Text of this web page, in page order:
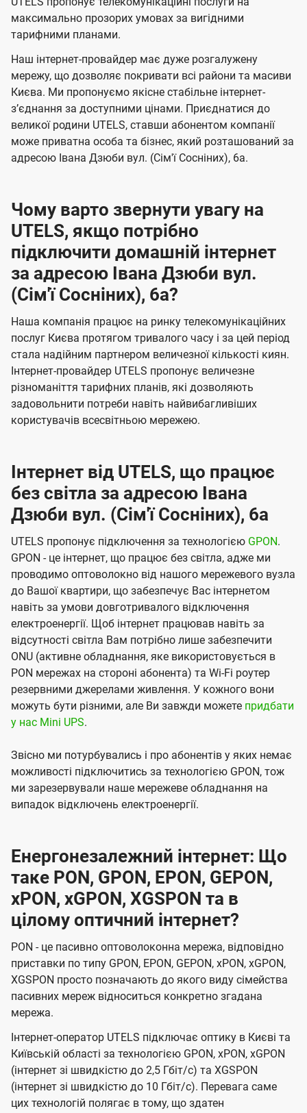
ї
U
t
e
l
s
ч
е
н
н
я
ч
н
н
я
максимально прозорих умовах за вигідними
тарифними планами.
Наш інтернет-провайдер має дуже розгалужену
мережу, що дозволяє покривати всі райони та масиви
Києва. Ми пропонуємо якісне стабільне інтернет-
зʼєднання за доступними цінами. Приєднатися до
великої родини UTELS, ставши абонентом компанії
може приватна особа та бізнес, який розташований за
адресою Івана Дзюби вул. (Сім'ї Сосніних), 6а.
Чому варто звернути увагу на
UTELS, якщо потрібно
підключити домашній інтернет
за адресою Івана Дзюби вул.
(Сім'ї Сосніних), 6а?
Наша компанія працює на ринку телекомунікаційних
послуг Києва протягом тривалого часу і за цей період
стала надійним партнером величезної кількості киян.
Інтернет-провайдер UTELS пропонує величезне
різноманіття тарифних планів, які дозволяють
задовольнити потреби навіть найвибагливіших
користувачів всесвітньою мережею.
Інтернет від UTELS, що працює
без світла за адресою Івана
Дзюби вул. (Сім'ї Сосніних), 6а
UTELS пропонує підключення за технологією GPON.
GPON - це інтернет, що працює без світла, адже ми
проводимо оптоволокно від нашого мережевого вузла
до Вашої квартири, що забезпечує Вас інтернетом
навіть за умови довготривалого відключення
електроенергії. Щоб інтернет працював навіть за
відсутності світла Вам потрібно лише забезпечити
ONU (активне обладнання, яке використовується в
PON мережах на стороні абонента) та Wi-Fi роутер
резервними джерелами живлення. У кожного вони
можуть бути різними, але Ви завжди можете придбати
у нас Mini UPS.
Звісно ми потурбувались і про абонентів у яких немає
можливості підключитись за технологією GPON, тож
ми зарезервували наше мережеве обладнання на
випадок відключень електроенергії.
Енергонезалежний інтернет: Що
таке PON, GPON, EPON, GEPON,
xPON, xGPON, XGSPON та в
цілому оптичний інтернет?
PON - це пасивно оптоволоконна мережа, відповідно
приставки по типу GPON, EPON, GEPON, xPON, xGPON,
XGSPON просто позначають до якого виду сімейства
пасивних мереж відноситься конкретно згадана
мережа.
Інтернет-оператор UTELS підключає оптику в Києві та
Київській області за технологією GPON, xPON, xGPON
(інтернет зі швидкістю до 2,5 Гбіт/с) та XGSPON
(інтернет зі швидкістю до 10 Гбіт/с). Перевага саме
цих технологій полягає в тому, що здатен